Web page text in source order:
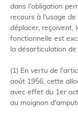
dans l'obligation
recours à l'usage
déplacer, reçoivent,
fonctionnelle est
la désarticulation de
(1) En vertu de
août 1956, cette
avec effet du 1er
au moignon